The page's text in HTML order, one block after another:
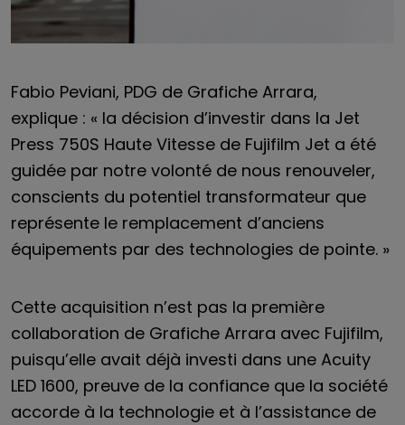
Fabio Peviani, PDG de Grafiche Arrara,
explique : « la décision d’investir dans la Jet
Press 750S Haute Vitesse de Fujifilm Jet a été
guidée par notre volonté de nous renouveler,
conscients du potentiel transformateur que
représente le remplacement d’anciens
équipements par des technologies de pointe. »
Cette acquisition n’est pas la première
collaboration de Grafiche Arrara avec Fujifilm,
puisqu’elle avait déjà investi dans une Acuity
LED 1600, preuve de la confiance que la société
accorde à la technologie et à l’assistance de